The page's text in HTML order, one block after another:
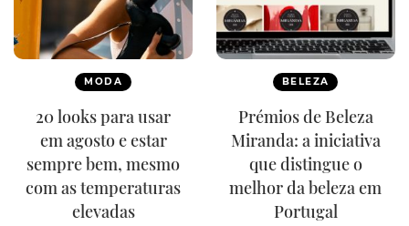
MODA
20 looks para usar
em agosto e estar
sempre bem, mesmo
com as temperaturas
elevadas
BELEZA
Prémios de Beleza
Miranda: a iniciativa
que distingue o
melhor da beleza em
Portugal